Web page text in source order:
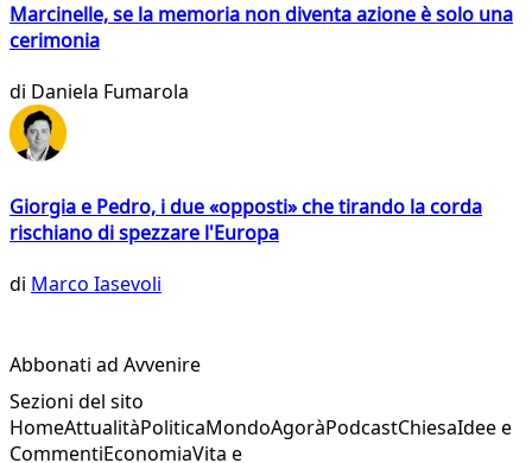
Marcinelle, se la memoria non diventa azione è solo una
cerimonia
di Daniela Fumarola
Giorgia e Pedro, i due «opposti» che tirando la corda
rischiano di spezzare l'Europa
di Marco Iasevoli
Abbonati ad Avvenire
Sezioni del sito
HomeAttualitàPoliticaMondoAgoràPodcastChiesaIdee e
CommentiEconomiaVita e